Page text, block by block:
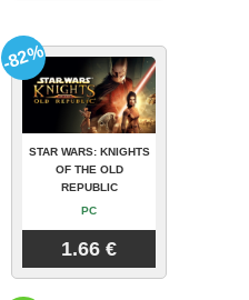
STAR WARS: KNIGHTS
OF THE OLD
REPUBLIC
PC
1.66 €
-82%